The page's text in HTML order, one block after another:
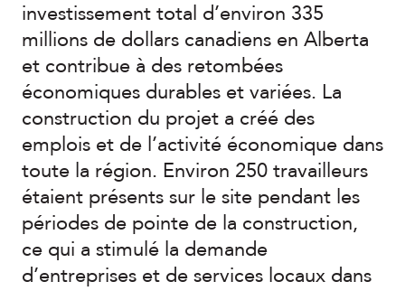
investissement total d’environ 335
millions de dollars canadiens en Alberta
et contribue à des retombées
économiques durables et variées. La
construction du projet a créé des
emplois et de l’activité économique dans
toute la région. Environ 250 travailleurs
étaient présents sur le site pendant les
périodes de pointe de la construction,
ce qui a stimulé la demande
d’entreprises et de services locaux dans